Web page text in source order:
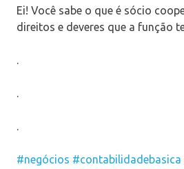
Ei! Você sabe o que é sócio
direitos e deveres que a função
.
.
.
#negócios #contabilidadebasica